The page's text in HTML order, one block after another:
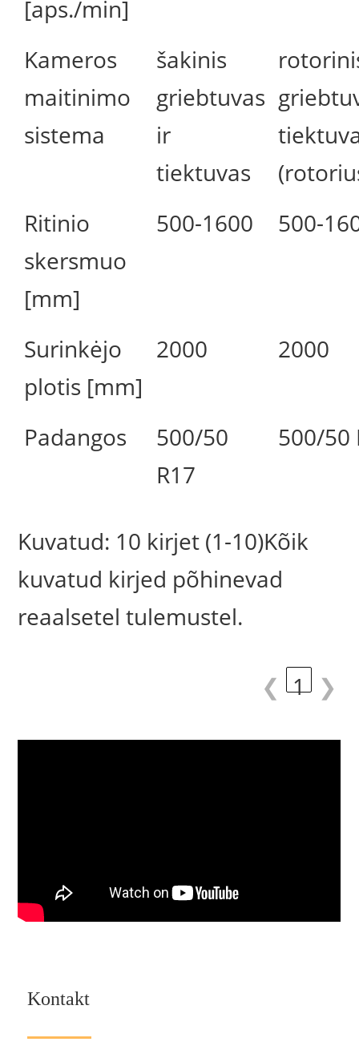
[aps./min]
Kameros
maitinimo
sistema
šakinis
griebtuvas
ir
tiektuvas
Ritinio
skersmuo
[mm]
500-1600 500-
Surinkėjo
plotis [mm]
2000 2000
Padangos
500/50
R17
500/50
Kuvatud: 10 kirjet (1-10)Kõik
kuvatud kirjed põhinevad
reaalsetel tulemustel.
❮ 1 ❯
Kontakt